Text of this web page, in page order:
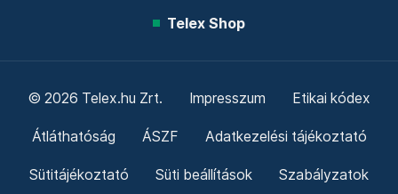
Telex Shop
© 2026 Telex.hu Zrt. Impresszum Etikai kódex
Átláthatóság ÁSZF Adatkezelési tájékoztató
Sütitájékoztató Süti beállítások Szabályzatok